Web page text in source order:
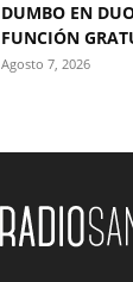
DUMBO EN
FUNCIÓN
Agosto 7, 2026